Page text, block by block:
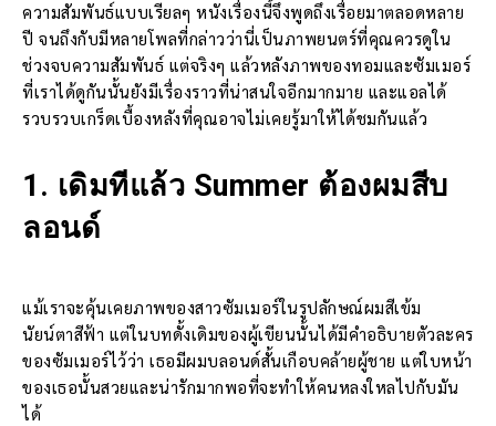
ความสัมพันธ์แบบเรียลๆ หนังเรื่องนี้จึงพูดถึงเรื่อยมาตลอดหลาย
ปี จนถึงกับมีหลายโพลที่กล่าวว่านี่เป็นภาพยนตร์ที่คุณควรดูใน
ช่วงจบความสัมพันธ์ แต่จริงๆ แล้วหลังภาพของทอมและซัมเมอร์
ที่เราได้ดูกันนั้นยังมีเรื่องราวที่น่าสนใจอีกมากมาย และแอลได้
รวบรวบเกร็ดเบื้องหลังที่คุณอาจไม่เคยรู้มาให้ได้ชมกันแล้ว
1. เดิมทีแล้ว Summer ต้องผมสีบ
ลอนด์
แม้เราจะคุ้นเคยภาพของสาวซัมเมอร์ในรูปลักษณ์ผมสีเข้ม
นัยน์ตาสีฟ้า แต่ในบทดั้งเดิมของผู้เขียนนั้นได้มีคำอธิบายตัวละคร
ของซัมเมอร์ไว้ว่า เธอมีผมบลอนด์สั้นเกือบคล้ายผู้ชาย แต่ใบหน้า
ของเธอนั้นสวยและน่ารักมากพอที่จะทำให้คนหลงใหลไปกับมัน
ได้